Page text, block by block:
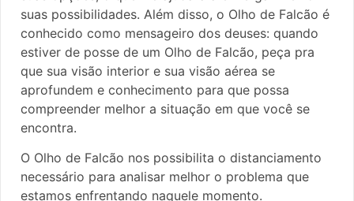
suas possibilidades. Além disso, o Olho de Falcão é
conhecido como mensageiro dos deuses: quando
estiver de posse de um Olho de Falcão, peça pra
que sua visão interior e sua visão aérea se
aprofundem e conhecimento para que possa
compreender melhor a situação em que você se
encontra.
O Olho de Falcão nos possibilita o distanciamento
necessário para analisar melhor o problema que
estamos enfrentando naquele momento.